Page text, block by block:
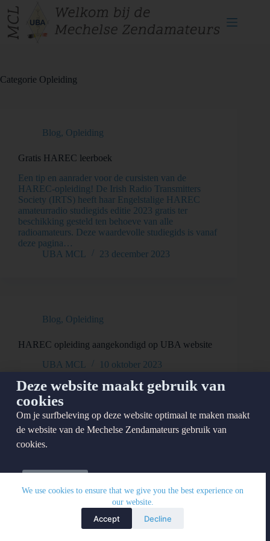
We use cookies to ensure that we give you the best experience on
our website.
Accept Decline
Categorie Opleiding
Blog, Opleiding
Gratis HAREC leerboek
Een tip en aanrader voor de cursisten van de
HAREC-opleiding! De Irish Radio Transmitters
Society (IRTS) heeft haar Engelstalige HAREC
amateurradio studiegids editie 2023 gratis ter
beschikking gesteld ten behoeve van alle
radioamateurs. Deze waardevolle studiegids is vanaf
deze pagina…
UBA MCL
23 december 2023
Blog, Opleiding
HAREC opleiding aangekondigd op UBA website
UBA MCL
10 oktober 2023
Deze website maakt gebruik van
cookies
Om je surfbeleving op deze website optimaal te maken maakt
de website van de Mechelse Zendamateurs gebruik van
cookies.